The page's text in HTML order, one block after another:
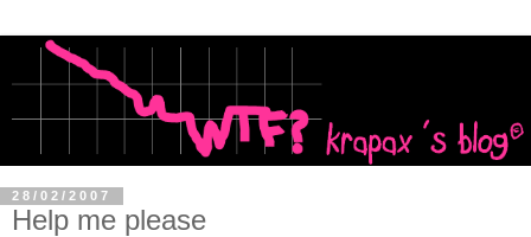
28/02/2007
Help me please